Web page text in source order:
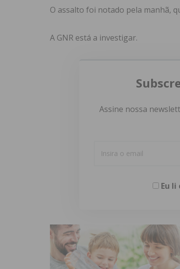
O assalto foi notado pela manhã,
A GNR está a investigar.
Assine nossa
Eu